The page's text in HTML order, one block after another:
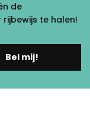
de
te halen!
Bel mij!